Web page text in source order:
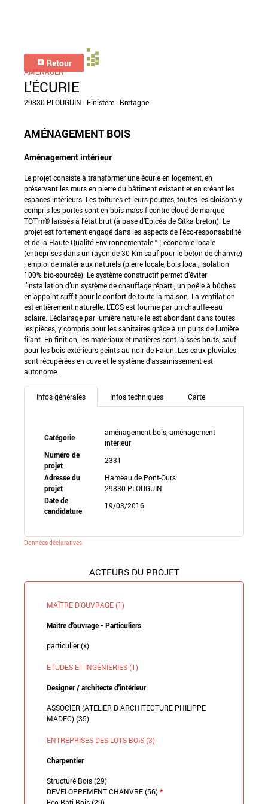
Retour
AMÉNAGER
L'ÉCURIE
29830 PLOUGUIN - Finistère - Bretagne
AMÉNAGEMENT BOIS
Aménagement intérieur
Le projet consiste à transformer une écurie en logement, en
préservant les murs en pierre du bâtiment existant et en créant les
espaces intérieurs. Les toitures et leurs poutres, toutes les cloisons y
compris les portes sont en bois massif contre-cloué de marque
TOT'm® laissés à l’état brut (à base d’Epicéa de Sitka breton). Le
projet est fortement engagé dans les aspects de l'éco-responsabilité
et de la Haute Qualité Environnementale™ : économie locale
(entreprises dans un rayon de 30 Km sauf pour le béton de chanvre)
; emploi de matériaux naturels (pierre locale, bois local, isolation
100% bio-sourcée). Le système constructif permet d’éviter
l’installation d’un système de chauffage réparti, un poêle à bûches
en appoint suffit pour le confort de toute la maison. La ventilation
est entièrement naturelle. L’ECS est fournie par un chauffe-eau
solaire. L’éclairage par lumière naturelle est abondant dans toutes
les pièces, y compris pour les sanitaires grâce à un puits de lumière
filant. En finition, les matériaux et matières sont laissés bruts, sauf
pour les bois extérieurs peints au noir de Falun. Les eaux pluviales
sont récupérées en cuve et le système d’assainissement est
autonome.
Infos générales Infos techniques Carte
Catégorie
aménagement bois, aménagement
intérieur
Numéro de
projet
2331
Adresse du
projet
Hameau de Pont-Ours
29830 PLOUGUIN
Date de
candidature
19/03/2016
Données déclaratives
ACTEURS DU PROJET
MAÎTRE D'OUVRAGE (1)
Maître d'ouvrage - Particuliers
particulier (x)
ETUDES ET INGÉNIERIES (1)
Designer / architecte d'intérieur
ASSOCIER (ATELIER D ARCHITECTURE PHILIPPE
MADEC) (35)
ENTREPRISES DES LOTS BOIS (3)
Charpentier
Structuré Bois (29)
DEVELOPPEMENT CHANVRE (56)*
Eco-Bati Bois (29)